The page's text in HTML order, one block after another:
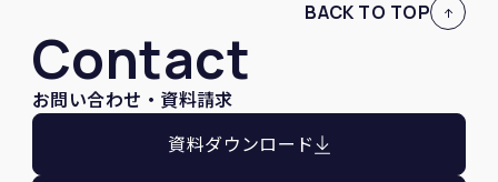
BACK TO TOP
Contact
お問い合わせ・資料請求
資料ダウンロード